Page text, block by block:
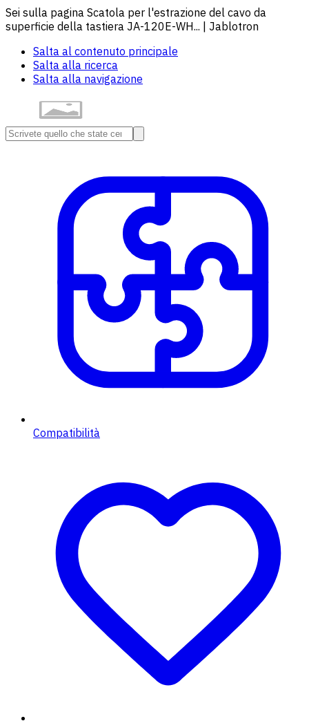
Sei sulla pagina Scatola per l'estrazione del cavo da
superficie della tastiera JA-120E-WH... | Jablotron
Salta al contenuto principale
Salta alla ricerca
Salta alla navigazione
Compatibilità